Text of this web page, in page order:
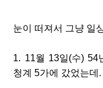
눈이 떠져서 그냥 일
1. 11월 13일(수) 54
청계5가에 갔었는데 .